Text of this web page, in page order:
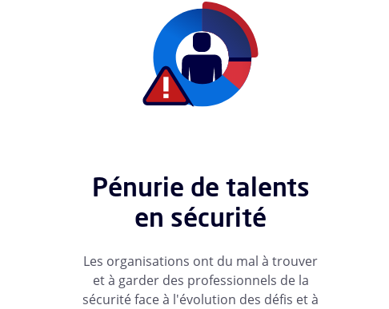
Pénurie de talents
en sécurité
Les organisations ont du mal à trouver
et à garder des professionnels de la
sécurité face à l'évolution des défis et à